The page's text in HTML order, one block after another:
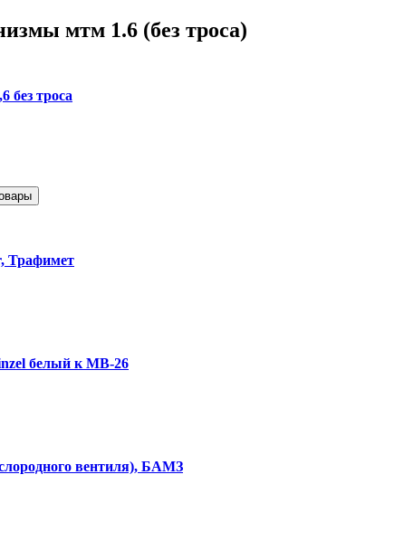
мтм 1.6 (без троса)
троса
Трафимет
белый к MB-26
вентиля), БАМЗ